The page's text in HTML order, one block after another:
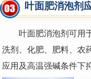
叶面肥消泡剂
叶面肥消泡剂可用于
洗剂、化肥、肥料、农
应用及高温强碱条件下